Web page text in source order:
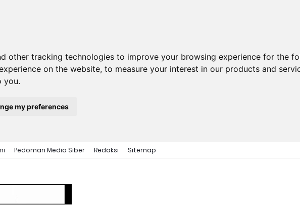
other tracking technologies to improve your browsing experience for the
on the website, to measure your interest in our products and
you.
my preferences
Pedoman Media Siber Redaksi Sitemap